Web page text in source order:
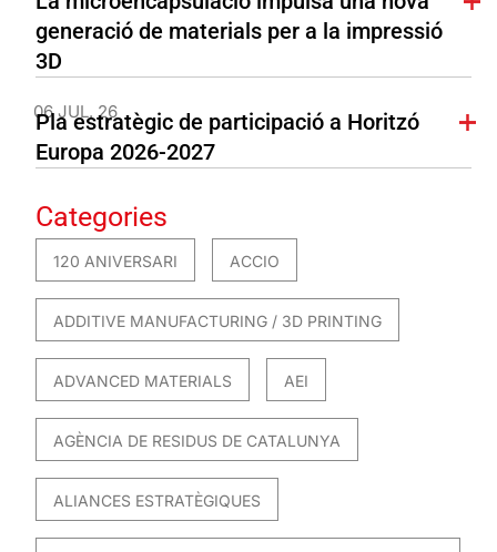
generació de materials per a la impressió
3D
06 JUL. 26
Pla estratègic de participació a Horitzó
Europa 2026-2027
Categories
120 ANIVERSARI ACCIO
ADDITIVE MANUFACTURING / 3D PRINTING
ADVANCED MATERIALS AEI
AGÈNCIA DE RESIDUS DE CATALUNYA
ALIANCES ESTRATÈGIQUES